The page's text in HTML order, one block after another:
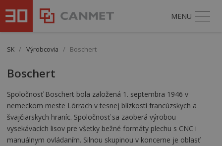
MENU
SK / Výrobcovia / Boschert
Boschert
Spoločnosť Boschert bola založená 1. septembra 1946 v
nemeckom meste Lörrach v tesnej blízkosti francúzskych a
švajčiarskych hraníc. Spoločnosť sa zaoberá výrobou
vysekávacích lisov pre všetky bežné formáty plechu s CNC i
manuálnym ovládaním. Silnou skupinou v koncerne je oblasť